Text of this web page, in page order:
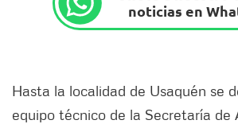
noticias en
Hasta la localidad de Usaquén se
equipo técnico de la Secretaría de